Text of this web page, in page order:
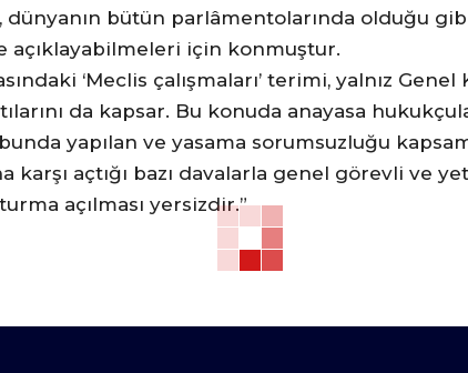
dünyanın bütün parlâmentolarında olduğu
açıklayabilmeleri için konmuştur.
‘Meclis çalışmaları’ terimi, yalnız
da kapsar. Bu konuda anayasa
yapılan ve yasama sorumsuzluğu
karşı açtığı bazı davalarla genel görevli ve
açılması yersizdir.”